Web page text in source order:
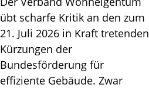
übt scharfe Kritik an den zum
21. Juli 2026 in Kraft tretenden
Kürzungen der
Bundesförderung für
effiziente Gebäude. Zwar